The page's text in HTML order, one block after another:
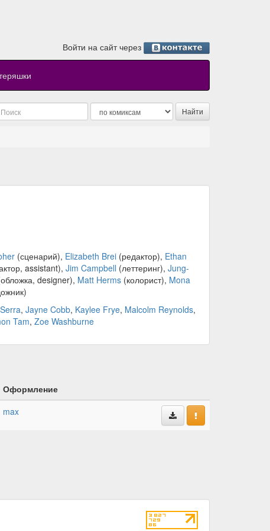
Войти на сайт через
(сценарий), Elizabeth Brei(редактор), Ethan
assistant), Jim Campbell (леттеринг), Jung-
designer), Matt Herms(колорист), Mona
, Jayne Cobb, Kaylee Frye, Malcolm Reynolds,
Tam, Zoe Washburne
Оформление
max